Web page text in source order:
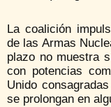
La coalición
de las Armas
plazo no muestra
con potencias
Unido
se prolongan en